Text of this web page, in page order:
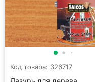
Код товара: 326717